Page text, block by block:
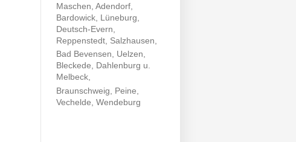
Maschen, Adendorf,
Bardowick, Lüneburg,
Deutsch-Evern,
Reppenstedt, Salzhausen,
Bad Bevensen, Uelzen,
Bleckede, Dahlenburg u.
Melbeck,
Braunschweig, Peine,
Vechelde, Wendeburg